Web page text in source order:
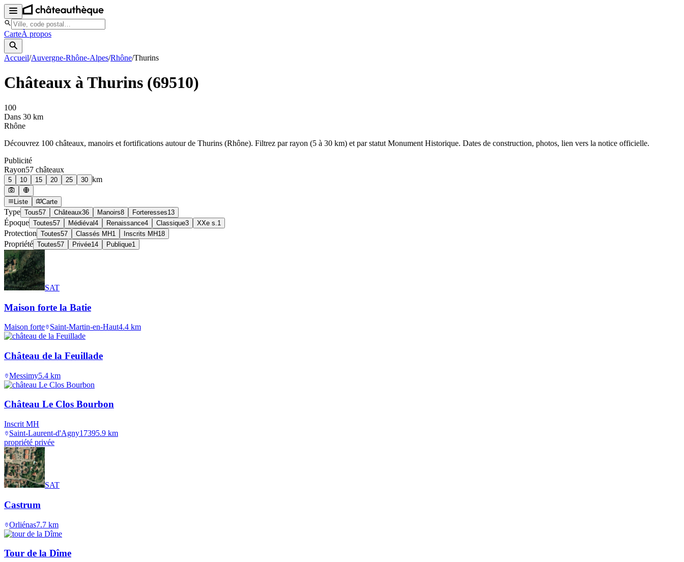
CarteÀ propos
Accueil/Auvergne-Rhône-Alpes/Rhône/Thurins
Châteaux àThurins (69510)
100
Dans 30 km
Rhône
Découvrez 100 châteaux, manoirs et fortifications autour de Thurins (Rhône). Filtrez par rayon (5 à 30 km) et par statut Monument Historique. Dates de construction, photos, lien vers la notice officielle.
Publicité
Rayon57 châteaux
5 10 15 20 25 30 km
Liste Carte
Type Tous57 Châteaux36 Manoirs8 Forteresses13
Époque Toutes57 Médiéval 4 Renaissance4 Classique3 XXe s. 1
Protection Toutes57 Classés MH1 Inscrits MH18
Propriété Toutes57 Privée14 Publique1
SAT
Maison forte la Batie
Maison forte Saint-Martin-en-Haut4.4 km
Château de la Feuillade
Messimy5.4 km
Château Le Clos Bourbon
Inscrit MH
Saint-Laurent-d'Agny17395.9 km
propriété privée
SAT
Castrum
Orliénas7.7 km
Tour de la Dîme